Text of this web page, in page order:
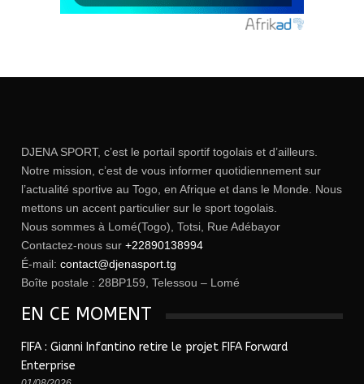
DJENA SPORT, c’est le portail sportif togolais et d’ailleurs.
Notre mission, c’est de vous informer quotidiennement sur
l’actualité sportive au Togo, en Afrique et dans le Monde. Nous
mettons un accent particulier sur le sport togolais.
Nous sommes à Lomé(Togo), Totsi, Rue Adébayor
Contactez-nous sur +22890138994
É-mail: contact@djenasport.tg
Boîte postale : 28BP159, Telessou – Lomé
EN CE MOMENT
FIFA : Gianni Infantino retire le projet FIFA Forward
Enterprise